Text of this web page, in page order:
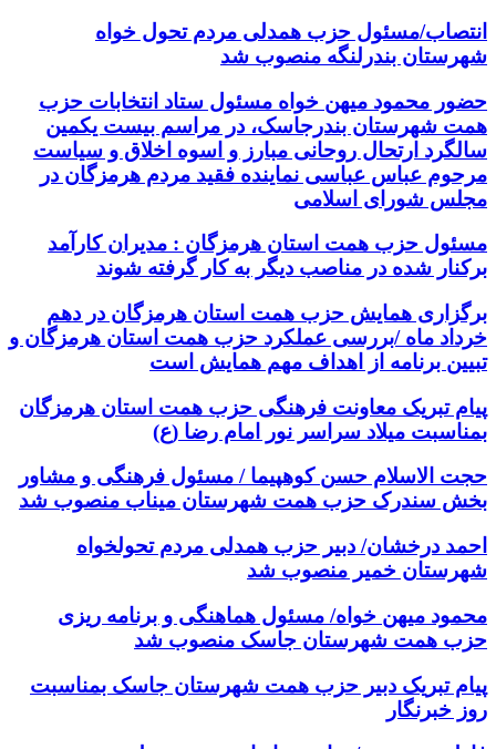
انتصاب/مسئول حزب همدلی مردم تحول خواه
شهرستان بندرلنگه منصوب شد
حضور محمود میهن خواه مسئول ستاد انتخابات حزب
همت شهرستان بندرجاسک، در مراسم بیست یکمین
سالگرد ارتحال روحانی مبارز و اسوه اخلاق و سیاست
مرحوم عباس عباسی نماینده فقید مردم هرمزگان در
مجلس شورای اسلامی
مسئول حزب همت استان هرمزگان : مدیران کارآمد
برکنار شده در مناصب دیگر به کار گرفته شوند
برگزاری همایش حزب همت استان هرمزگان در دهم
خرداد ماه /بررسی عملکرد حزب همت استان هرمزگان و
تبیین برنامه از اهداف مهم همایش است
پیام تبریک معاونت فرهنگی حزب همت استان هرمزگان
بمناسبت میلاد سراسر نور امام رضا (ع)
حجت الاسلام حسن کوهپیما / مسئول فرهنگی و مشاور
بخش سندرک حزب همت شهرستان میناب منصوب شد
احمد درخشان/ دبیر حزب همدلی مردم تحولخواه
شهرستان خمیر منصوب ‌شد
محمود میهن خواه/ مسئول هماهنگی و برنامه ریزی
حزب همت شهرستان جاسک منصوب شد
پیام تبریک دبیر حزب همت شهرستان جاسک بمناسبت
روز خبرنگار